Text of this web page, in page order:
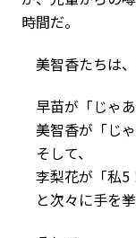
時間だ。
美智香たちは、
早苗が「じゃあ
美智香が「じゃ
そして、
李梨花が「私5
と次々に手を